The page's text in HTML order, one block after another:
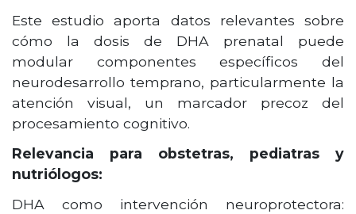
Este estudio aporta datos relevantes sobre
cómo la dosis de DHA prenatal puede
modular componentes específicos del
neurodesarrollo temprano, particularmente la
atención visual, un marcador precoz del
procesamiento cognitivo.
Relevancia para obstetras, pediatras y
nutriólogos:
DHA como intervención neuroprotectora: